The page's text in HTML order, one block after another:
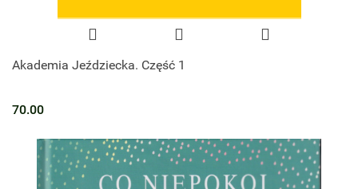
Akademia Jeździecka. Część 1
70.00